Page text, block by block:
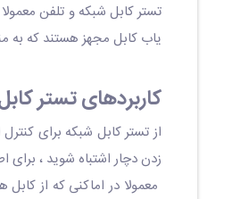
تستر کابل شبکه و تلفن
یاب کابل مجهز هستند که به
کاربردهای تستر
از تستر کابل شبکه برای
زدن دچار اشتباه شوید ،
معمولا در اماکنی که از